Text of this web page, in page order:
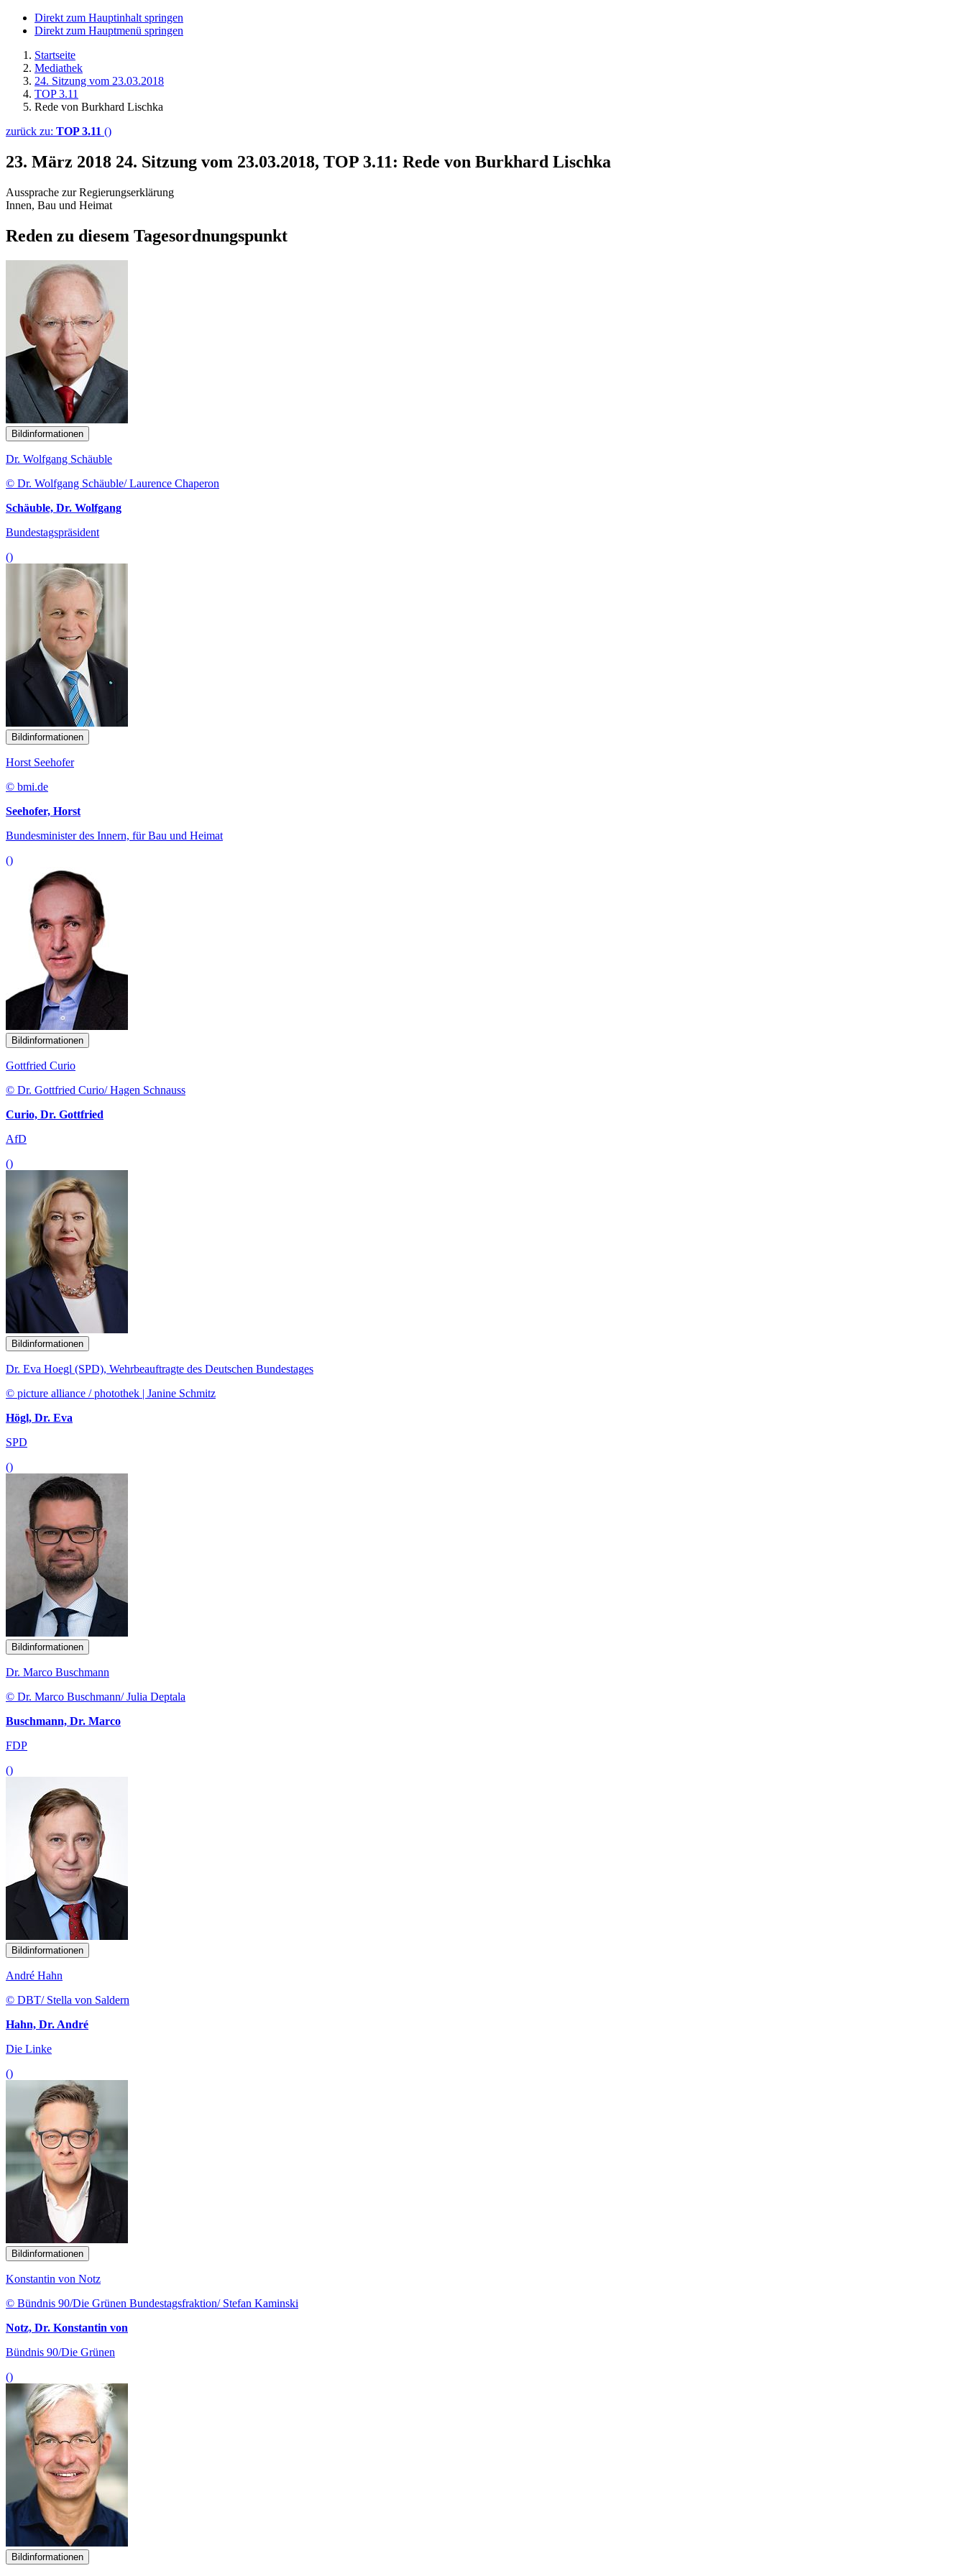
Direkt zum Hauptinhalt springen
Direkt zum Hauptmenü springen
Startseite
Mediathek
24. Sitzung vom 23.03.2018
TOP 3.11
Rede von Burkhard Lischka
zurück zu: TOP 3.11 ()
23. März 2018 24. Sitzung vom 23.03.2018, TOP 3.11: Rede von Burkhard Lischka
Aussprache zur Regierungserklärung
Innen, Bau und Heimat
Reden zu diesem Tagesordnungspunkt
Bildinformationen
Dr. Wolfgang Schäuble
© Dr. Wolfgang Schäuble/ Laurence Chaperon
Schäuble, Dr. Wolfgang
Bundestagspräsident
()
Bildinformationen
Horst Seehofer
© bmi.de
Seehofer, Horst
Bundesminister des Innern, für Bau und Heimat
()
Bildinformationen
Gottfried Curio
© Dr. Gottfried Curio/ Hagen Schnauss
Curio, Dr. Gottfried
AfD
()
Bildinformationen
Dr. Eva Hoegl (SPD), Wehrbeauftragte des Deutschen Bundestages
© picture alliance / photothek | Janine Schmitz
Högl, Dr. Eva
SPD
()
Bildinformationen
Dr. Marco Buschmann
© Dr. Marco Buschmann/ Julia Deptala
Buschmann, Dr. Marco
FDP
()
Bildinformationen
André Hahn
© DBT/ Stella von Saldern
Hahn, Dr. André
Die Linke
()
Bildinformationen
Konstantin von Notz
© Bündnis 90/Die Grünen Bundestagsfraktion/ Stefan Kaminski
Notz, Dr. Konstantin von
Bündnis 90/Die Grünen
()
Bildinformationen